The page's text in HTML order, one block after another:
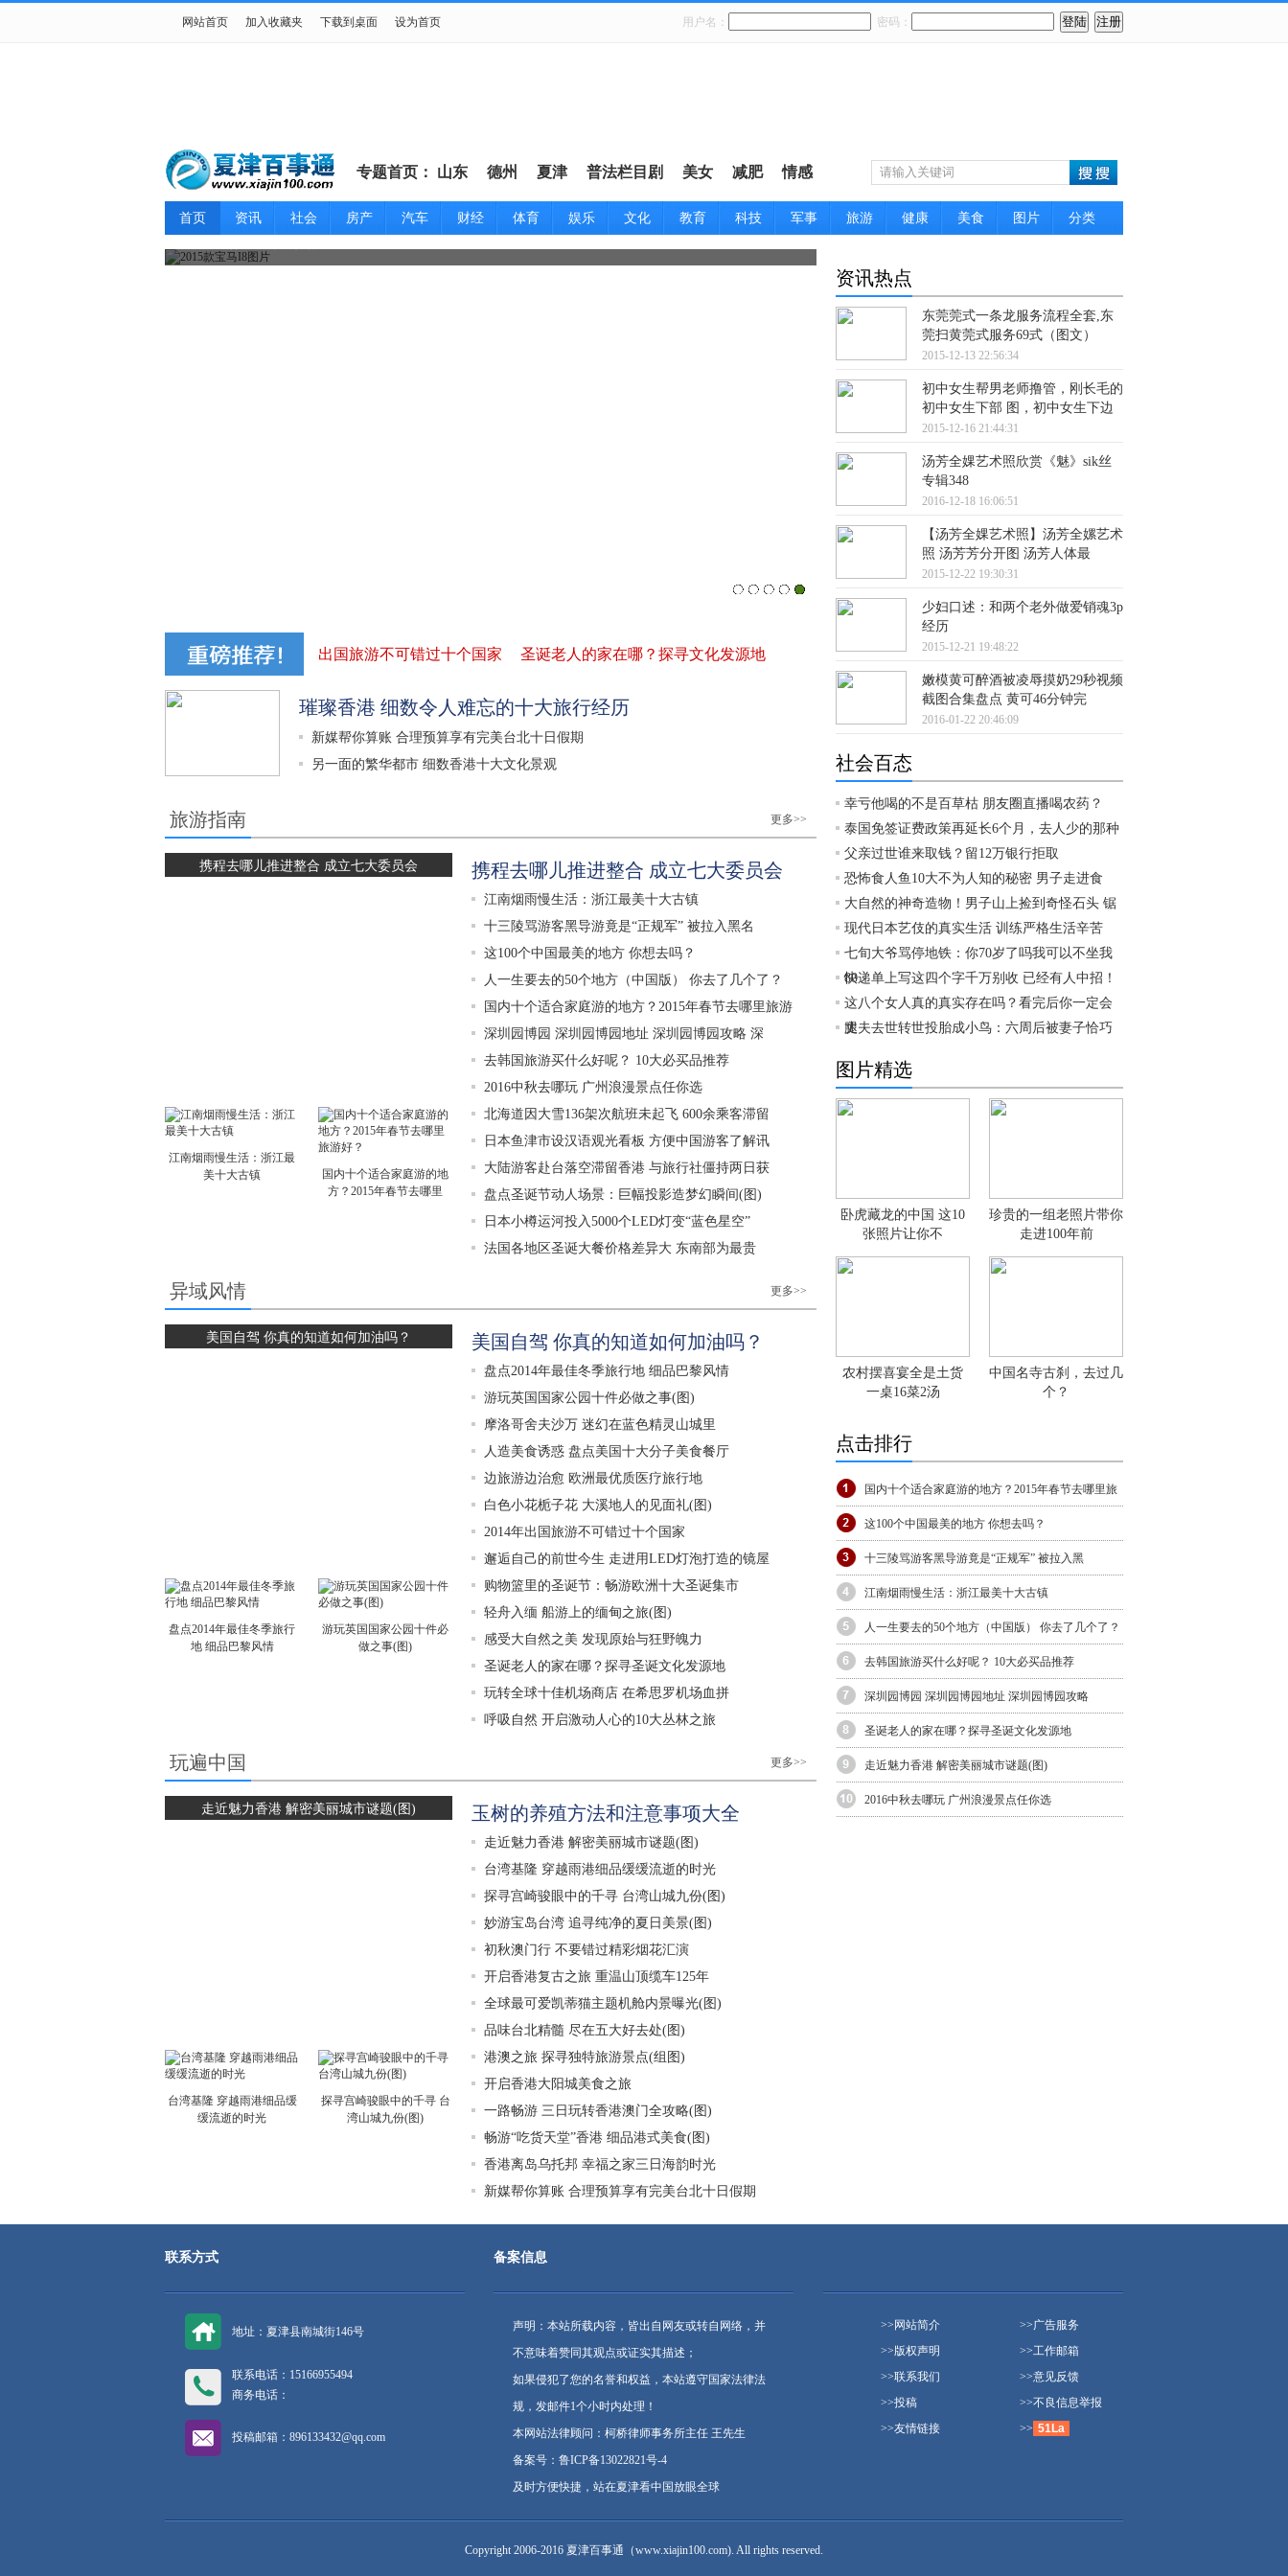
网站首页 加入收藏夹 下载到桌面 设为首页 用户名： 密码：
专题首页： 山东 德州 夏津 普法栏目剧 美女 减肥 情感
首页 资讯 社会 房产 汽车 财经 体育 娱乐 文化 教育 科技 军事 旅游 健康 美食 图片 分类
出国旅游不可错过十个国家 圣诞老人的家在哪？探寻文化发源地
璀璨香港 细数令人难忘的十大旅行经历
新媒帮你算账 合理预算享有完美台北十日假期
另一面的繁华都市 细数香港十大文化景观
旅游指南 更多>>
携程去哪儿推进整合 成立七大委员会
江南烟雨慢生活：浙江最
美十大古镇
国内十个适合家庭游的地
方？2015年春节去哪里
携程去哪儿推进整合 成立七大委员会
江南烟雨慢生活：浙江最美十大古镇
十三陵骂游客黑导游竟是“正规军” 被拉入黑名
这100个中国最美的地方 你想去吗？
人一生要去的50个地方（中国版） 你去了几个了？
国内十个适合家庭游的地方？2015年春节去哪里旅游
深圳园博园 深圳园博园地址 深圳园博园攻略 深
去韩国旅游买什么好呢？ 10大必买品推荐
2016中秋去哪玩 广州浪漫景点任你选
北海道因大雪136架次航班未起飞 600余乘客滞留
日本鱼津市设汉语观光看板 方便中国游客了解讯
大陆游客赴台落空滞留香港 与旅行社僵持两日获
盘点圣诞节动人场景：巨幅投影造梦幻瞬间(图)
日本小樽运河投入5000个LED灯变“蓝色星空”
法国各地区圣诞大餐价格差异大 东南部为最贵
异域风情 更多>>
美国自驾 你真的知道如何加油吗？
盘点2014年最佳冬季旅行
地 细品巴黎风情
游玩英国国家公园十件必
做之事(图)
美国自驾 你真的知道如何加油吗？
盘点2014年最佳冬季旅行地 细品巴黎风情
游玩英国国家公园十件必做之事(图)
摩洛哥舍夫沙万 迷幻在蓝色精灵山城里
人造美食诱惑 盘点美国十大分子美食餐厅
边旅游边治愈 欧洲最优质医疗旅行地
白色小花栀子花 大溪地人的见面礼(图)
2014年出国旅游不可错过十个国家
邂逅自己的前世今生 走进用LED灯泡打造的镜屋
购物篮里的圣诞节：畅游欧洲十大圣诞集市
轻舟入缅 船游上的缅甸之旅(图)
感受大自然之美 发现原始与狂野魄力
圣诞老人的家在哪？探寻圣诞文化发源地
玩转全球十佳机场商店 在希思罗机场血拼
呼吸自然 开启激动人心的10大丛林之旅
玩遍中国 更多>>
走近魅力香港 解密美丽城市谜题(图)
台湾基隆 穿越雨港细品缓
缓流逝的时光
探寻宫崎骏眼中的千寻 台
湾山城九份(图)
玉树的养殖方法和注意事项大全
走近魅力香港 解密美丽城市谜题(图)
台湾基隆 穿越雨港细品缓缓流逝的时光
探寻宫崎骏眼中的千寻 台湾山城九份(图)
妙游宝岛台湾 追寻纯净的夏日美景(图)
初秋澳门行 不要错过精彩烟花汇演
开启香港复古之旅 重温山顶缆车125年
全球最可爱凯蒂猫主题机舱内景曝光(图)
品味台北精髓 尽在五大好去处(图)
港澳之旅 探寻独特旅游景点(组图)
开启香港大阳城美食之旅
一路畅游 三日玩转香港澳门全攻略(图)
畅游“吃货天堂”香港 细品港式美食(图)
香港离岛乌托邦 幸福之家三日海韵时光
新媒帮你算账 合理预算享有完美台北十日假期
资讯热点
东莞莞式一条龙服务流程全套,东
莞扫黄莞式服务69式（图文）
2015-12-13 22:56:34
初中女生帮男老师撸管，刚长毛的
初中女生下部 图，初中女生下边
2015-12-16 21:44:31
汤芳全婐艺术照欣赏《魅》sik丝
专辑348
2016-12-18 16:06:51
【汤芳全婐艺术照】汤芳全嫘艺术
照 汤芳芳分开图 汤芳人体最
2015-12-22 19:30:31
少妇口述：和两个老外做爱销魂3p
经历
2015-12-21 19:48:22
嫩模黄可醉酒被凌辱摸奶29秒视频
截图合集盘点 黄可46分钟完
2016-01-22 20:46:09
社会百态
幸亏他喝的不是百草枯 朋友圈直播喝农药？
泰国免签证费政策再延长6个月，去人少的那种
父亲过世谁来取钱？留12万银行拒取
恐怖食人鱼10大不为人知的秘密 男子走进食
大自然的神奇造物！男子山上捡到奇怪石头 锯
现代日本艺伎的真实生活 训练严格生活辛苦
七旬大爷骂停地铁：你70岁了吗我可以不坐我
80
快递单上写这四个字千万别收 已经有人中招！
这八个女人真的真实存在吗？看完后你一定会
腿
丈夫去世转世投胎成小鸟：六周后被妻子恰巧
图片精选
卧虎藏龙的中国 这10
张照片让你不
珍贵的一组老照片带你
走进100年前
农村摆喜宴全是土货
一桌16菜2汤
中国名寺古刹，去过几
个？
点击排行
国内十个适合家庭游的地方？2015年春节去哪里旅
这100个中国最美的地方 你想去吗？
十三陵骂游客黑导游竟是“正规军” 被拉入黑
江南烟雨慢生活：浙江最美十大古镇
人一生要去的50个地方（中国版） 你去了几个了？
去韩国旅游买什么好呢？ 10大必买品推荐
深圳园博园 深圳园博园地址 深圳园博园攻略
圣诞老人的家在哪？探寻圣诞文化发源地
走近魅力香港 解密美丽城市谜题(图)
2016中秋去哪玩 广州浪漫景点任你选
联系方式
地址：夏津县南城街146号
联系电话：15166955494
商务电话：
投稿邮箱： 896133432@qq.com
备案信息
声明：本站所载内容，皆出自网友或转自网络，并
不意味着赞同其观点或证实其描述；
如果侵犯了您的名誉和权益，本站遵守国家法律法
规，发邮件1个小时内处理！
本网站法律顾问：柯桥律师事务所主任 王先生
备案号：鲁ICP备13022821号-4
及时方便快捷，站在夏津看中国放眼全球
>> 网站简介 >>广告服务
>>版权声明 >>工作邮箱
>>联系我们 >>意见反馈
>>投稿 >>不良信息举报
>>友情链接 >> 51La
Copyright 2006-2016 夏津百事通（www.xiajin100.com). All rights reserved.